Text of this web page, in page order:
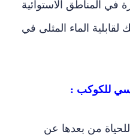
في المناطق الاستوائية
الماء المثلى في
للكوكب :
من بعدها عن